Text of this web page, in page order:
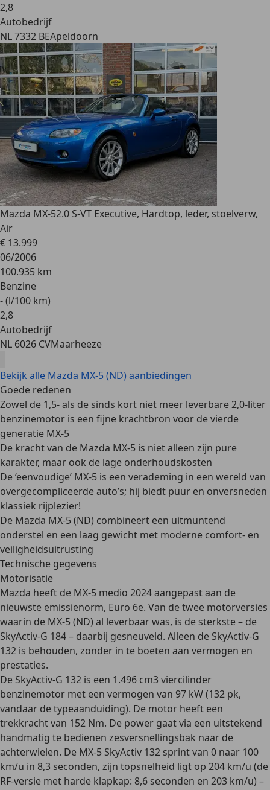
2,8
Autobedrijf
NL 7332 BEApeldoorn
Mazda MX-52.0 S-VT Executive, Hardtop, leder, stoelverw,
Air
€ 13.999
06/2006
100.935 km
Benzine
- (l/100 km)
2,8
Autobedrijf
NL 6026 CVMaarheeze
Bekijk alle Mazda MX-5 (ND) aanbiedingen
Goede redenen
Zowel de 1,5- als de sinds kort niet meer leverbare 2,0-liter
benzinemotor is een fijne krachtbron voor de vierde
generatie MX-5
De kracht van de Mazda MX-5 is niet alleen zijn pure
karakter, maar ook de lage onderhoudskosten
De ‘eenvoudige’ MX-5 is een verademing in een wereld van
overgecompliceerde auto’s; hij biedt puur en onversneden
klassiek rijplezier!
De Mazda MX-5 (ND) combineert een uitmuntend
onderstel en een laag gewicht met moderne comfort- en
veiligheidsuitrusting
Technische gegevens
Motorisatie
Mazda heeft de MX-5 medio 2024 aangepast aan de
nieuwste emissienorm, Euro 6e. Van de twee motorversies
waarin de MX-5 (ND) al leverbaar was, is de sterkste – de
SkyActiv-G 184– daarbij gesneuveld. Alleen de SkyActiv-G
132 is behouden, zonder in te boeten aan vermogen en
prestaties.
De SkyActiv-G 132 is een 1.496 cm3 viercilinder
benzinemotor met een vermogen van 97 kW (132 pk,
vandaar de typeaanduiding). De motor heeft een
trekkracht van 152 Nm. De power gaat via een uitstekend
handmatig te bedienen zesversnellingsbak naar de
achterwielen. De MX-5 SkyActiv 132 sprint van 0 naar 100
km/u in 8,3 seconden, zijn topsnelheid ligt op 204 km/u (de
RF-versie met harde klapkap: 8,6 seconden en 203 km/u) –